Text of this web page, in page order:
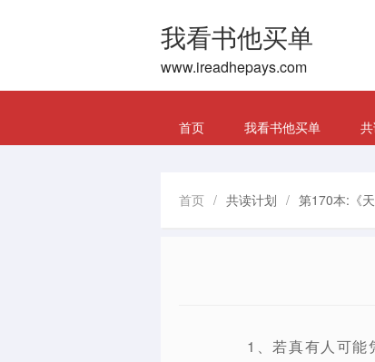
我看书他买单
www.ireadhepays.com
首页 我看书他买单
首页 / 共读计划 / 第170本:《
1、若真有人可能